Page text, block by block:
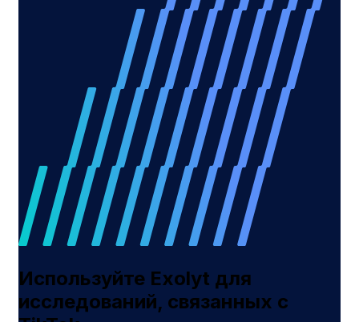
Используйте Exolyt для
исследований, связанных с